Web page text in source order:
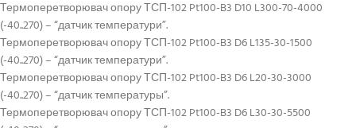
Термоперетворювач опору ТСП-102 Pt100-B3 D10 L300-70-4000
(-40..270) – “датчик температури”.
Термоперетворювач опору ТСП-102 Pt100-B3 D6 L135-30-1500
(-40..270) – “датчик температури”.
Термоперетворювач опору ТСП-102 Pt100-B3 D6 L20-30-3000
(-40..270) – “датчик температуры”.
Термоперетворювач опору ТСП-102 Pt100-B3 D6 L30-30-5500